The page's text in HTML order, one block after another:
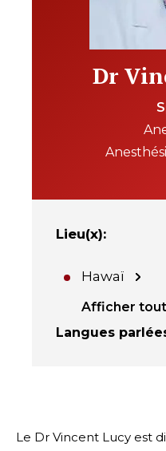
Dr
Lieu(x):
Hawaï
Afficher tout
Langues
Le Dr Vincent Lucy est